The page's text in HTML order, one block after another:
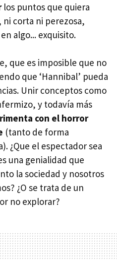
los puntos que quiera
ni corta ni perezosa,
algo... exquisito.
que es imposible que no
que ‘Hannibal’ pueda
Unir conceptos como
y todavía más
con el horror
(tanto de forma
¿Que el espectador sea
una genialidad que
la sociedad y nosotros
¿O se trata de un
no explorar?